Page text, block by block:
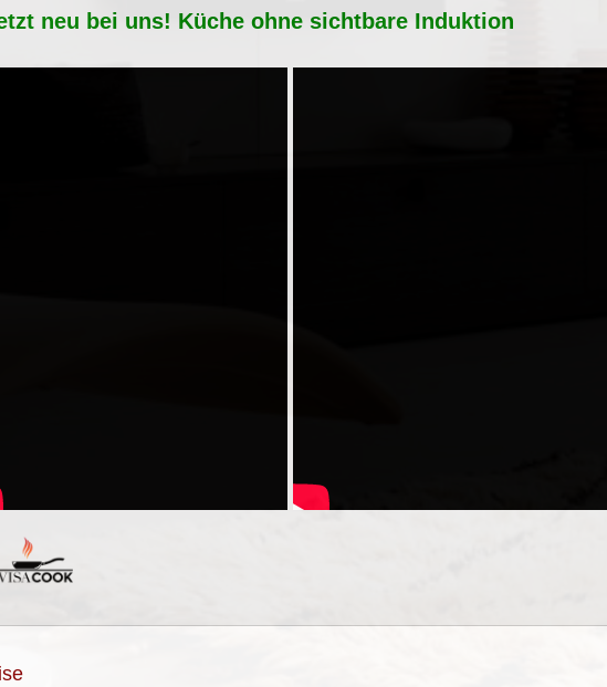
neu bei uns! Küche ohne sichtbare Induktion